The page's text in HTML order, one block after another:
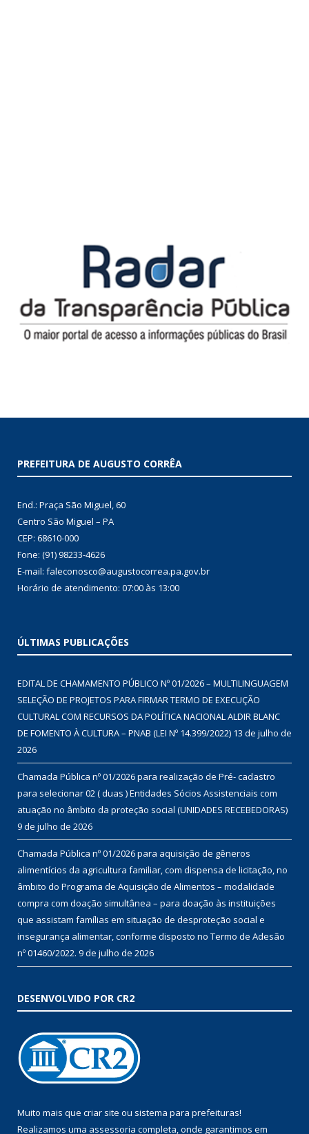
PREFEITURA DE AUGUSTO CORRÊA
End.: Praça São Miguel, 60
Centro São Miguel – PA
CEP: 68610-000
Fone: (91) 98233-4626
E-mail: faleconosco@augustocorrea.pa.gov.br
Horário de atendimento: 07:00 às 13:00
ÚLTIMAS PUBLICAÇÕES
EDITAL DE CHAMAMENTO PÚBLICO Nº 01/2026 – MULTILINGUAGEM
SELEÇÃO DE PROJETOS PARA FIRMAR TERMO DE EXECUÇÃO
CULTURAL COM RECURSOS DA POLÍTICA NACIONAL ALDIR BLANC
DE FOMENTO À CULTURA – PNAB (LEI Nº 14.399/2022) 13 de julho de
2026
Chamada Pública nº 01/2026 para realização de Pré- cadastro
para selecionar 02 ( duas ) Entidades Sócios Assistenciais com
atuação no âmbito da proteção social (UNIDADES RECEBEDORAS)
9 de julho de 2026
Chamada Pública nº 01/2026 para aquisição de gêneros
alimentícios da agricultura familiar, com dispensa de licitação, no
âmbito do Programa de Aquisição de Alimentos – modalidade
compra com doação simultânea – para doação às instituições
que assistam famílias em situação de desproteção social e
insegurança alimentar, conforme disposto no Termo de Adesão
nº 01460/2022. 9 de julho de 2026
DESENVOLVIDO POR CR2
Muito mais que criar site ou sistema para prefeituras!
Realizamos uma assessoria completa, onde garantimos em